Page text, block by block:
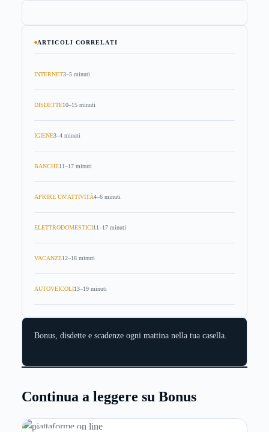
ARTICOLI CORRELATI
INTERNET3–5 minuti
DISDETTE10–15 minuti
IGIENE3–4 minuti
BANCHE11–17 minuti
APRIRE UN'ATTIVITÀ4–6 minuti
ELETTRODOMESTICI11–17 minuti
VACANZE12–18 minuti
AUTOVEICOLI13–19 minuti
Bonus, disdette e scadenze ogni mattina nella tua casella.
Continua a leggere su Bonus